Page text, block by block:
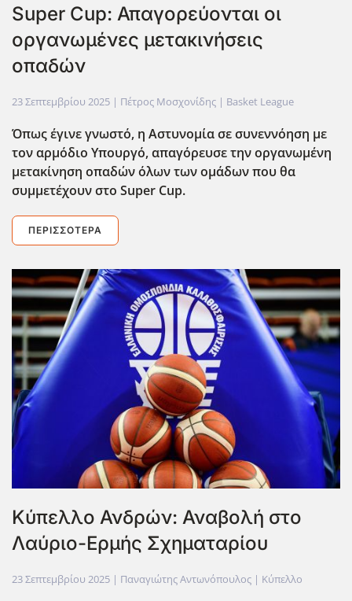
Super Cup: Απαγορεύονται οι
οργανωμένες μετακινήσεις
οπαδών
23 Σεπτεμβρίου 2025 | Πέτρος Μοσχονίδης | Basket League
Όπως έγινε γνωστό, η Αστυνομία σε συνεννόηση με
τον αρμόδιο Υπουργό, απαγόρευσε την οργανωμένη
μετακίνηση οπαδών όλων των ομάδων που θα
συμμετέχουν στο Super Cup.
ΠΕΡΙΣΣΌΤΕΡΑ
Κύπελλο Ανδρών: Αναβολή στο
Λαύριο-Ερμής Σχηματαρίου
23 Σεπτεμβρίου 2025 | Παναγιώτης Αντωνόπουλος | Κύπελλο